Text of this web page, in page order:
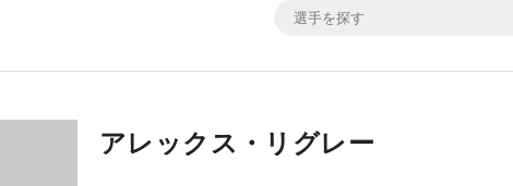
アレックス・リグレー